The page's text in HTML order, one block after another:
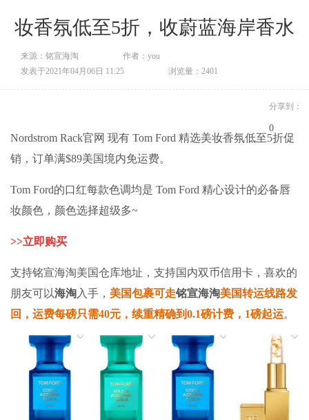
妆香氛低至5折，收蔚蓝海岸香水
来源：铭宣海淘
作者：you
发表于2021年04月06日 11:25
浏览量：2401
分享到：
0
Nordstrom Rack官网 现有 Tom Ford 精选美妆香氛低至5折促
销， 订单满$89美国境内免运费。
Tom Ford的口红每款色调均是 Tom Ford 精心设计的必备唇
妆颜色，颜色选择超级多~
>>立即购买
支持铭宣海淘美国仓库地址，支持国内双币信用卡，喜欢的
朋友可以海淘入手， 美国包裹可走铭宣海淘美国转运线路发
回，运费每磅只需40元，续重精确到0.1磅计费，1磅起运。